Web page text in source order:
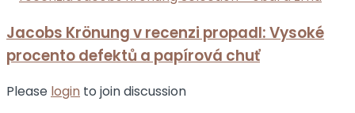
Jacobs Krönung v recenzi propadl: Vysoké
procento defektů a papírová chuť
Please login to join discussion